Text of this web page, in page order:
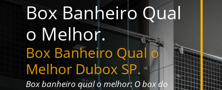
Box Banheiro Qual
o Melhor.
Box Banheiro Qual o
Melhor Dubox SP.
Box banheiro qual o melhor: O box do